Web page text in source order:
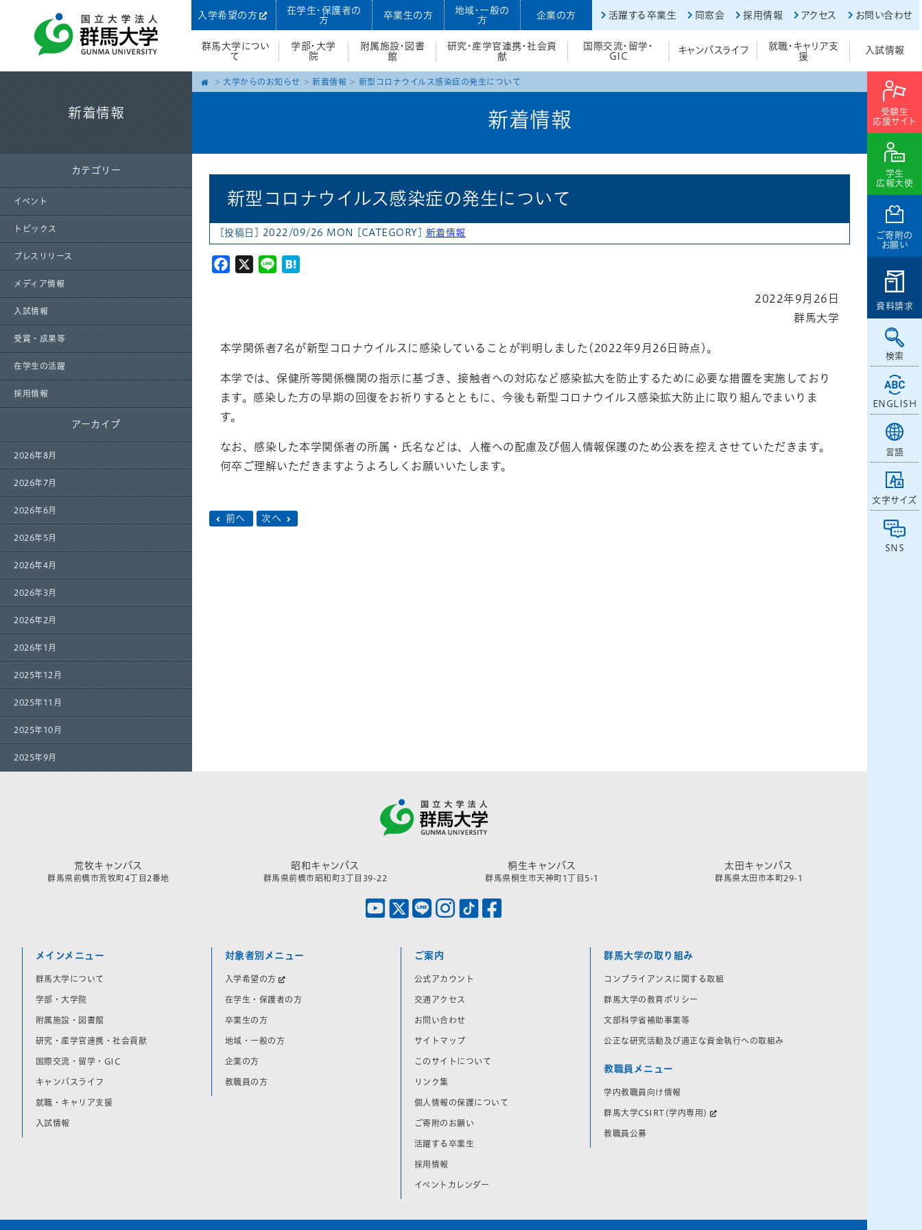
入学希望の方
在学生・保護者の
方
卒業生の方
地域・一般の
方
企業の方 活躍する卒業生 同窓会 採用情報 アクセス お問い合わせ
群馬大学につい
て
学部・大学
院
附属施設・図書
館
研究・産学官連携・社会貢
献
国際交流・留学・
GIC
キャンパスライフ
就職・キャリア支
援
入試情報
受験生
応援サイト
学生
広報大使
ご寄附の
お願い
資料請求
検索
ENGLISH
言語
文字サイズ
SNS
新着情報
カテゴリー
イベント
トピックス
プレスリリース
メディア情報
入試情報
受賞・成果等
在学生の活躍
採用情報
アーカイブ
2026年8月
2026年7月
2026年6月
2026年5月
2026年4月
2026年3月
2026年2月
2026年1月
2025年12月
2025年11月
2025年10月
2025年9月
大学からのお知らせ 新着情報 新型コロナウイルス感染症の発生について
新着情報
新型コロナウイルス感染症の発生について
[投稿日] 2022/09/26 MON [CATEGORY] 新着情報
Facebook
X Line
2022年9月26日
群馬大学
本学関係者7名が新型コロナウイルスに感染していることが判明しました(2022年9月26日時点)。
本学では、保健所等関係機関の指示に基づき、接触者への対応など感染拡大を防止するために必要な措置を実施しており
ます。感染した方の早期の回復をお祈りするとともに、今後も新型コロナウイルス感染拡大防止に取り組んでまいりま
す。
なお、感染した本学関係者の所属・氏名などは、人権への配慮及び個人情報保護のため公表を控えさせていただきます。
何卒ご理解いただきますようよろしくお願いいたします。
前へ 次へ
荒牧キャンパス
群馬県前橋市荒牧町4丁目2番地
昭和キャンパス
群馬県前橋市昭和町3丁目39-22
桐生キャンパス
群馬県桐生市天神町1丁目5-1
太田キャンパス
群馬県太田市本町29-1
メインメニュー
群馬大学について
学部・大学院
附属施設・図書館
研究・産学官連携・社会貢献
国際交流・留学・GIC
キャンパスライフ
就職・キャリア支援
入試情報
対象者別メニュー
入学希望の方
在学生・保護者の方
卒業生の方
地域・一般の方
企業の方
教職員の方
ご案内
公式アカウント
交通アクセス
お問い合わせ
サイトマップ
このサイトについて
リンク集
個人情報の保護について
ご寄附のお願い
活躍する卒業生
採用情報
イベントカレンダー
群馬大学の取り組み
コンプライアンスに関する取組
群馬大学の教育ポリシー
文部科学省補助事業等
公正な研究活動及び適正な資金執行への取組み
教職員メニュー
学内教職員向け情報
群馬大学CSIRT(学内専用)
教職員公募